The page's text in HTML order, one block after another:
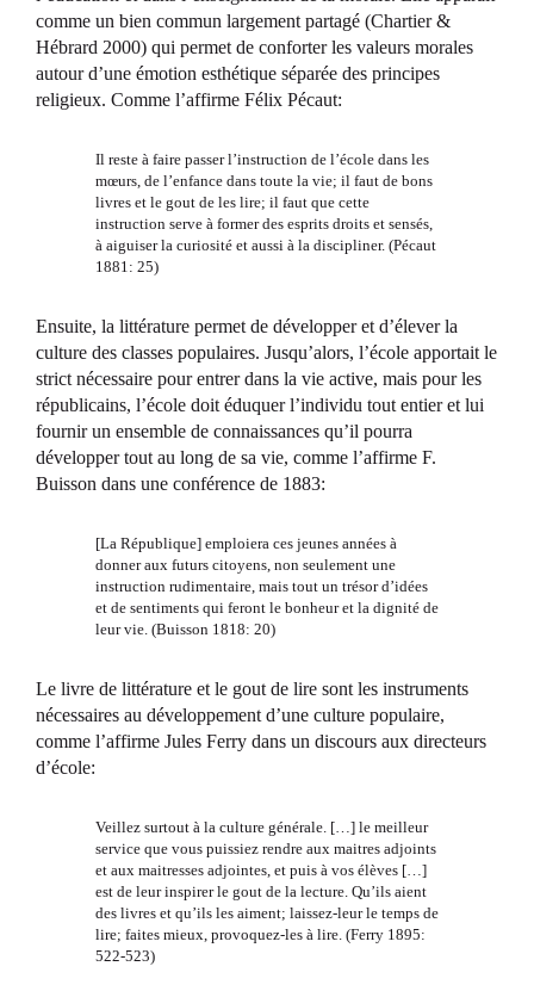
comme un bien commun largement partagé (Chartier &
Hébrard 2000) qui permet de conforter les valeurs morales
autour d’une émotion esthétique séparée des principes
religieux. Comme l’affirme Félix Pécaut:
Il reste à faire passer l’instruction de l’école dans les
mœurs, de l’enfance dans toute la vie; il faut de bons
livres et le gout de les lire; il faut que cette
instruction serve à former des esprits droits et sensés,
à aiguiser la curiosité et aussi à la discipliner. (Pécaut
1881: 25)
Ensuite, la littérature permet de développer et d’élever la
culture des classes populaires. Jusqu’alors, l’école apportait le
strict nécessaire pour entrer dans la vie active, mais pour les
républicains, l’école doit éduquer l’individu tout entier et lui
fournir un ensemble de connaissances qu’il pourra
développer tout au long de sa vie, comme l’affirme F.
Buisson dans une conférence de 1883:
[La République] emploiera ces jeunes années à
donner aux futurs citoyens, non seulement une
instruction rudimentaire, mais tout un trésor d’idées
et de sentiments qui feront le bonheur et la dignité de
leur vie. (Buisson 1818: 20)
Le livre de littérature et le gout de lire sont les instruments
nécessaires au développement d’une culture populaire,
comme l’affirme Jules Ferry dans un discours aux directeurs
d’école:
Veillez surtout à la culture générale. […] le meilleur
service que vous puissiez rendre aux maitres adjoints
et aux maitresses adjointes, et puis à vos élèves […]
est de leur inspirer le gout de la lecture. Qu’ils aient
des livres et qu’ils les aiment; laissez-leur le temps de
lire; faites mieux, provoquez-les à lire. (Ferry 1895:
522-523)